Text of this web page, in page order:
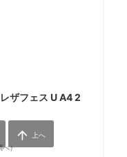
ザフェス U A4 2
べ）
 上へ